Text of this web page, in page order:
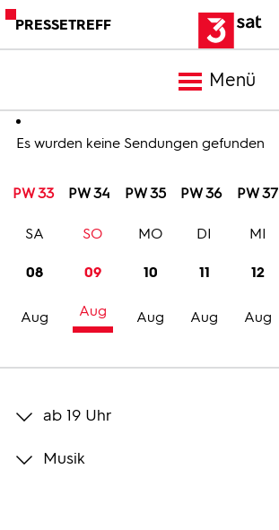
PRESSETREFF
Menü
Meldungen
Programm
Trailer
Bilder
Es wurden keine Sendungen gefunden
PW 33 PW 34 PW 35 PW 36 PW 37
08
Aug
SA
09
Aug
SO
10
Aug
MO
11
Aug
DI
12
Aug
MI
ab 19 Uhr
Musik